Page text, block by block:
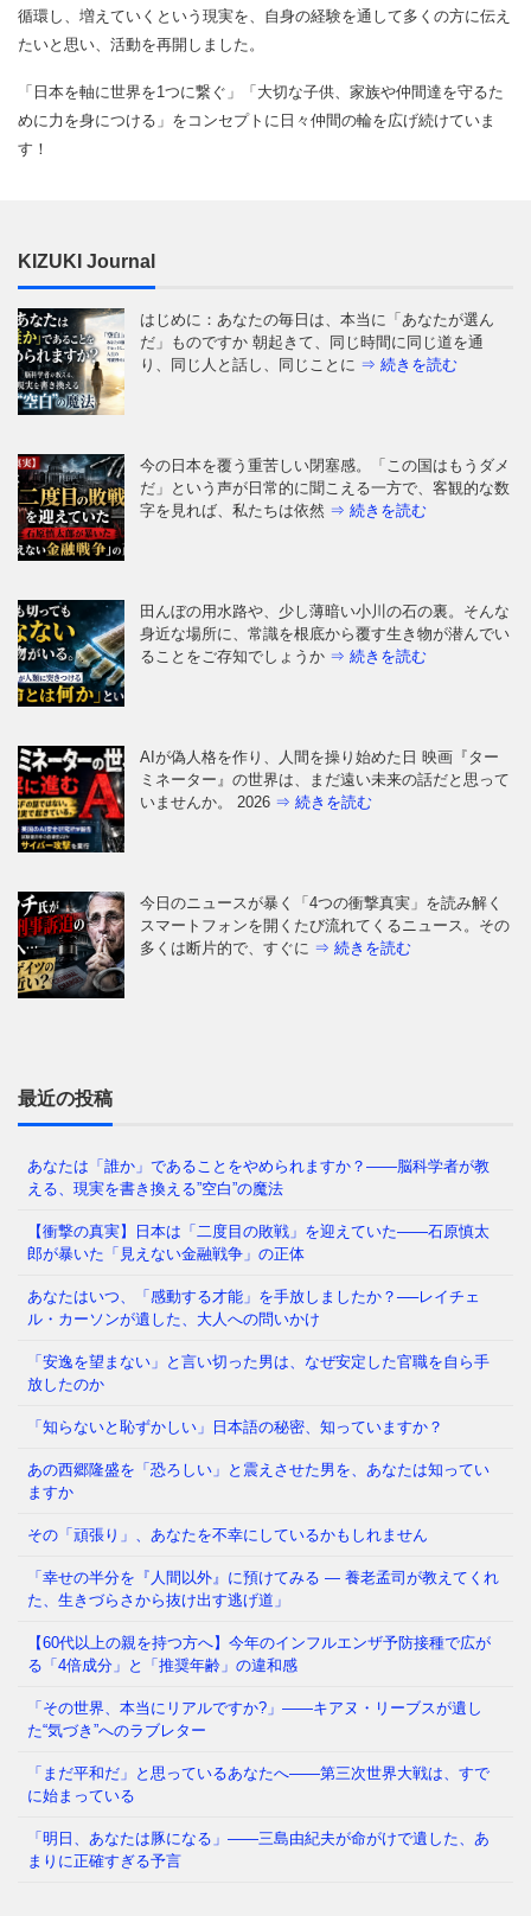
循環し、増えていくという現実を、自身の経験を通して多くの方に伝え
たいと思い、活動を再開しました。
「日本を軸に世界を1つに繋ぐ」「大切な子供、家族や仲間達を守るた
めに力を身につける」をコンセプトに日々仲間の輪を広げ続けていま
す！
KIZUKI Journal
はじめに：あなたの毎日は、本当に「あなたが選ん
だ」ものですか 朝起きて、同じ時間に同じ道を通
り、同じ人と話し、同じことに ⇒ 続きを読む
今の日本を覆う重苦しい閉塞感。「この国はもうダメ
だ」という声が日常的に聞こえる一方で、客観的な数
字を見れば、私たちは依然 ⇒ 続きを読む
田んぼの用水路や、少し薄暗い小川の石の裏。そんな
身近な場所に、常識を根底から覆す生き物が潜んでい
ることをご存知でしょうか ⇒ 続きを読む
AIが偽人格を作り、人間を操り始めた日 映画『ター
ミネーター』の世界は、まだ遠い未来の話だと思って
いませんか。 2026 ⇒ 続きを読む
今日のニュースが暴く「4つの衝撃真実」を読み解く
スマートフォンを開くたび流れてくるニュース。その
多くは断片的で、すぐに ⇒ 続きを読む
あなたの職場、実は「腐りかけ」かもしれません 冷
てしまう——そんな経験、⇒ 続きを読む
は、いったい何だと思いますか？ 生まれ持った性格
「当たり前」でした。鍵を⇒ 続きを読む
最近の投稿
あなたは「誰か」であることをやめられますか？——脳科学者が教
える、現実を書き換える”空白”の魔法
【衝撃の真実】日本は「二度目の敗戦」を迎えていた――石原慎太
郎が暴いた「見えない金融戦争」の正体
あなたはいつ、「感動する才能」を手放しましたか？──レイチェ
ル・カーソンが遺した、大人への問いかけ
「安逸を望まない」と言い切った男は、なぜ安定した官職を自ら手
放したのか
「知らないと恥ずかしい」日本語の秘密、知っていますか？
あの西郷隆盛を「恐ろしい」と震えさせた男を、あなたは知ってい
ますか
その「頑張り」、あなたを不幸にしているかもしれません
「幸せの半分を『人間以外』に預けてみる ― 養老孟司が教えてくれ
た、生きづらさから抜け出す逃げ道」
【60代以上の親を持つ方へ】今年のインフルエンザ予防接種で広が
る「4倍成分」と「推奨年齢」の違和感
「その世界、本当にリアルですか?」——キアヌ・リーブスが遺し
た“気づき”へのラブレター
「まだ平和だ」と思っているあなたへ——第三次世界大戦は、すで
に始まっている
「明日、あなたは豚になる」——三島由紀夫が命がけで遺した、あ
まりに正確すぎる予言